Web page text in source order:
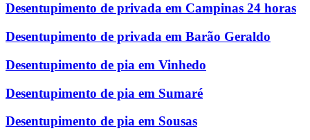
Desentupimento de privada em Campinas 24 horas
Desentupimento de privada em Barão Geraldo
Desentupimento de pia em Vinhedo
Desentupimento de pia em Sumaré
Desentupimento de pia em Sousas